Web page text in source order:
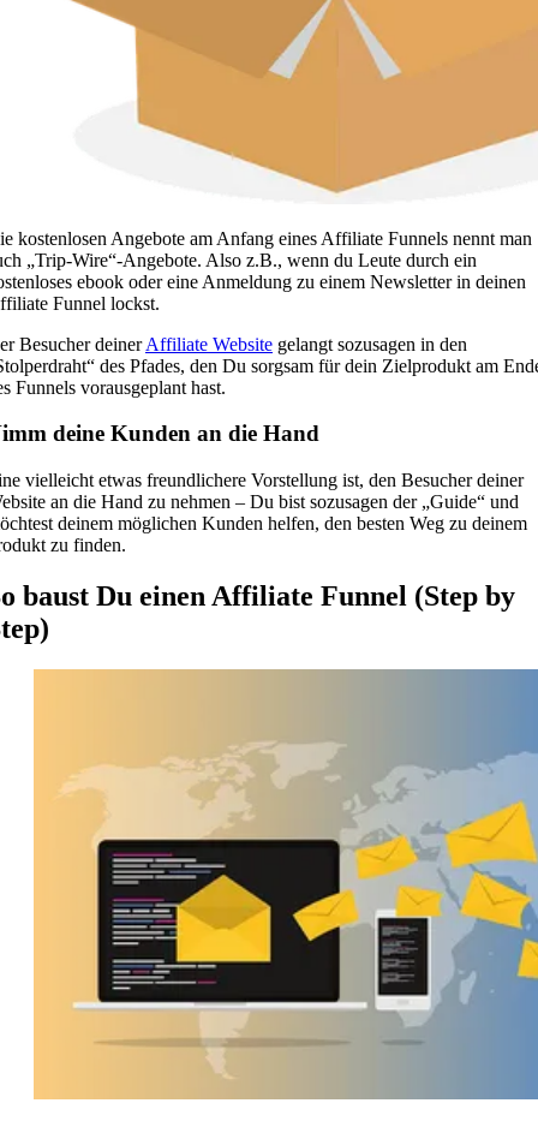
kostenlosen Angebote am Anfang eines Affiliate Funnels nennt man
„Trip-Wire“-Angebote. Also z.B., wenn du Leute durch ein
ebook oder eine Anmeldung zu einem Newsletter in deinen
Funnel lockst.
Besucher deinerAffiliate Website gelangt sozusagen in den
des Pfades, den Du sorgsam für dein Zielprodukt am
Funnels vorausgeplant hast.
deine Kunden an die Hand
vielleicht etwas freundlichere Vorstellung ist, den Besucher deiner
an die Hand zu nehmen – Du bist sozusagen der „Guide“ und
deinem möglichen Kunden helfen, den besten Weg zu deinem
zu finden.
baust Du einen Affiliate Funnel (Step by